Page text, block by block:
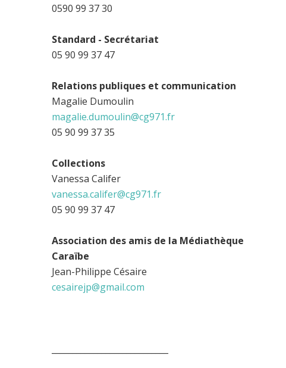
0590 99 37 30
Standard - Secrétariat
05 90 99 37 47
Relations publiques et communication
Magalie Dumoulin
magalie.dumoulin@cg971.fr
05 90 99 37 35
Collections
Vanessa Califer
vanessa.califer@cg971.fr
05 90 99 37 47
Association des amis de la Médiathèque
Caraïbe
Jean-Philippe Césaire
cesairejp@gmail.com